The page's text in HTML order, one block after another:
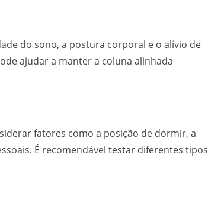
do sono, a postura corporal e o alívio de
ajudar a manter a coluna alinhada
fatores como a posição de dormir, a
É recomendável testar diferentes tipos